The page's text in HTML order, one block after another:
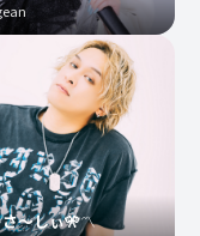
〜しぃ🎌〽️